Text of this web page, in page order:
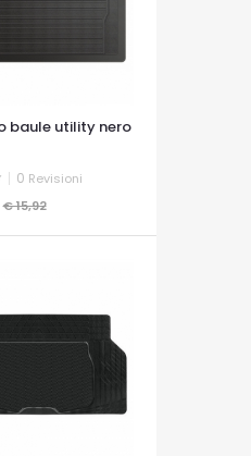
baule utility nero
0 Revisioni
€ 15,92
VELOCE